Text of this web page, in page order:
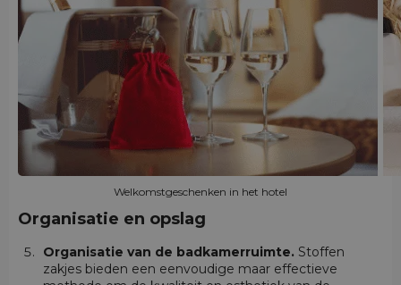
Welkomstgeschenken in het hotel
Organisatie en opslag
Organisatie van de badkamerruimte. Stoffen
zakjes bieden een eenvoudige maar effectieve